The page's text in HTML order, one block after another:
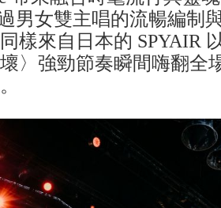
男女雙主唱的流暢編制
樣來自日本的 SPYAIR
〉強勁節奏瞬間嗨翻全